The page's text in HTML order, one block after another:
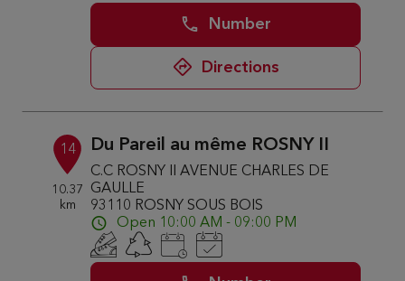
Number
Directions
14
10.37
km
Du Pareil au même ROSNY II
C.C ROSNY II AVENUE CHARLES DE
GAULLE
93110 ROSNY SOUS BOIS
Open 10:00 AM - 09:00 PM